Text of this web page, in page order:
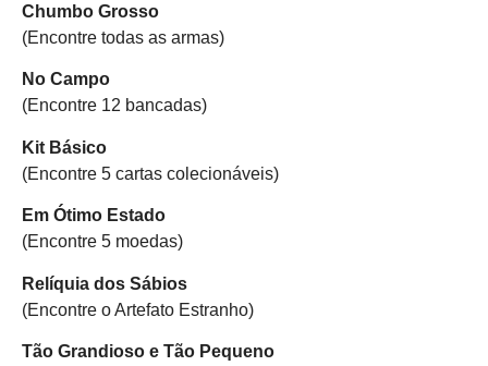
Chumbo Grosso
(Encontre todas as armas)
No Campo
(Encontre 12 bancadas)
Kit Básico
(Encontre 5 cartas colecionáveis)
Em Ótimo Estado
(Encontre 5 moedas)
Relíquia dos Sábios
(Encontre o Artefato Estranho)
Tão Grandioso e Tão Pequeno